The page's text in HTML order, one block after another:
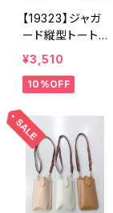
【19323】ジャガ
ード縦型トート
【送料無料】トレ
ンド トートバッ
グ ジャガード
ード生地 花
柄 グレーベー
ジュ アイボリ
ー ライトグレ
ー シーズンレ
ス
¥3,510
10%OFF